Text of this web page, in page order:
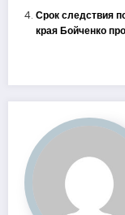
Срок следствия
края Бойченко